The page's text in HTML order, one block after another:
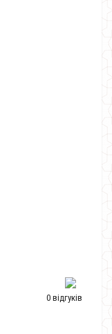
0 відгуків